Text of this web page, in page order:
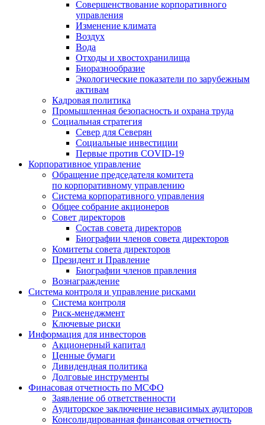
Совершенствование корпоративного
управления
Изменение климата
Воздух
Вода
Отходы и хвостохранилища
Биоразнообразие
Экологические показатели по зарубежным
активам
Кадровая политика
Промышленная безопасность и охрана труда
Социальная стратегия
Север для Северян
Социальные инвестиции
Первые против COVID‑19
Корпоративное управление
Обращение председателя комитета
по корпоративному управлению
Система корпоративного управления
Общее собрание акционеров
Совет директоров
Состав совета директоров
Биографии членов совета директоров
Комитеты совета директоров
Президент и Правление
Биографии членов правления
Вознаграждение
Система контроля и управление рисками
Система контроля
Риск-менеджмент
Ключевые риски
Информация для инвесторов
Акционерный капитал
Ценные бумаги
Дивидендная политика
Долговые инструменты
Финасовая отчетность по МСФО
Заявление об ответственности
Аудиторское заключение независимых аудиторов
Консолидированная финансовая отчетность